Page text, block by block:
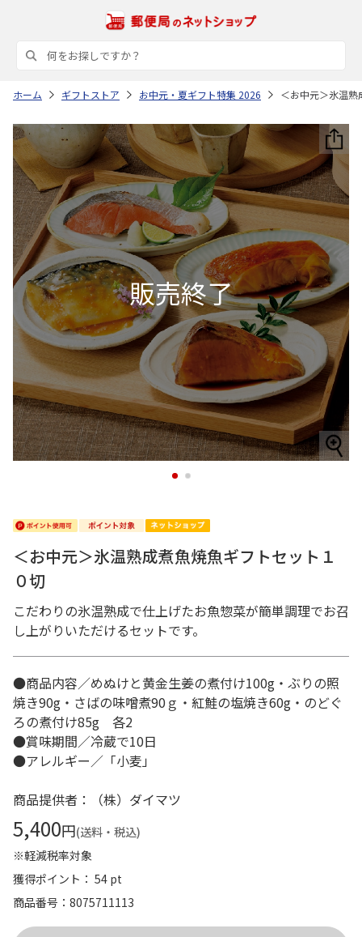
ホーム ギフトストア お中元・夏ギフト特集 2026 ＜お中元＞氷温
1 2
＜お中元＞氷温熟成煮魚焼魚ギフトセット１
０切
こだわりの氷温熟成で仕上げたお魚惣菜が簡単調理でお召
し上がりいただけるセットです。
●商品内容／めぬけと黄金生姜の煮付け100g・ぶりの照
焼き90g・さばの味噌煮90ｇ・紅鮭の塩焼き60g・のどぐ
ろの煮付け85g 各2
●賞味期間／冷蔵で10日
●アレルギー／「小麦」
商品提供者：（株）ダイマツ
5,400円(送料・税込)
※軽減税率対象
獲得ポイント： 54 pt
商品番号
8075711113